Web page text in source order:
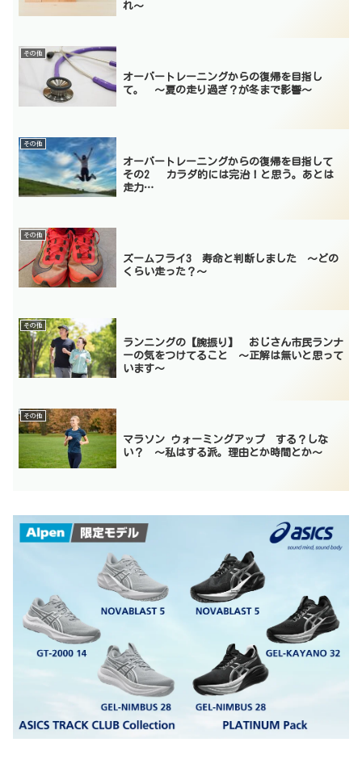
れ〜
その他
オーバートレーニングからの復帰を目指し
て。 〜夏の走り過ぎ？が冬まで影響〜
その他
オーバートレーニングからの復帰を目指して
その2 カラダ的には完治！と思う。あとは
走力…
その他
ズームフライ3 寿命と判断しました 〜どの
くらい走った？〜
その他
ランニングの【腕振り】 おじさん市民ランナ
ーの気をつけてること 〜正解は無いと思って
います〜
その他
マラソン ウォーミングアップ する？しな
い？ ～私はする派。理由とか時間とか～